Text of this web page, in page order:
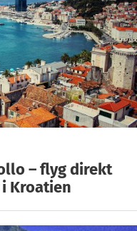
– flyg direkt
Kroatien